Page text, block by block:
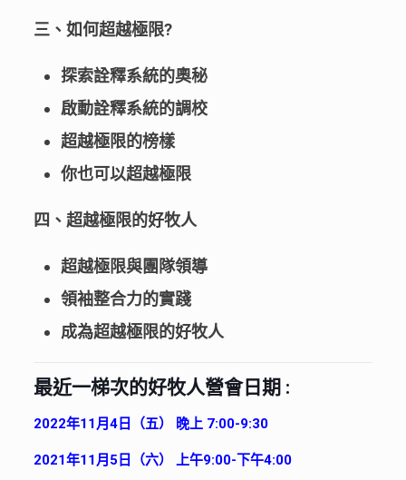
三、如何超越極限?
探索詮釋系統的奧秘
啟動詮釋系統的調校
超越極限的榜樣
你也可以超越極限
四、超越極限的好牧人
超越極限與團隊領導
領袖整合力的實踐
成為超越極限的好牧人
最近一梯次的好牧人營會日期 :
2022年11月4日（五） 晚上 7:00-9:30
2021年11月5日（六） 上午9:00-下午4:00